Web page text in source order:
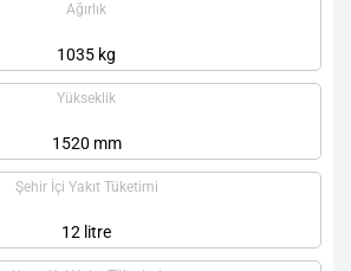
Ağırlık
1035 kg
Yükseklik
1520 mm
Şehir İçi Yakıt Tüketimi
12 litre